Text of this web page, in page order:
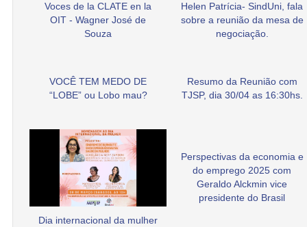
Voces de la CLATE en la
OIT - Wagner José de
Souza
Helen Patrícia- SindUni, fala
sobre a reunião da mesa de
negociação.
VOCÊ TEM MEDO DE
“LOBE” ou Lobo mau?
Resumo da Reunião com
TJSP, dia 30/04 as 16:30hs.
Dia internacional da mulher
Perspectivas da economia e
do emprego 2025 com
Geraldo Alckmin vice
presidente do Brasil